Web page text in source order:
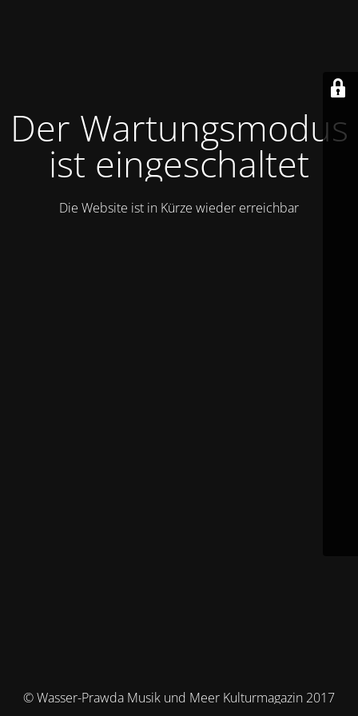
Der Wartungsmodus
ist eingeschaltet
Die Website ist in Kürze wieder erreichbar
© Wasser-Prawda Musik und Meer Kulturmagazin 2017